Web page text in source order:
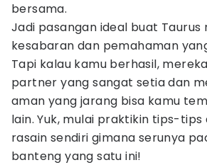
bersama.
Jadi pasangan ideal buat
kesabaran dan pemahaman
Tapi kalau kamu berhasil,
partner yang sangat setia dan
aman yang jarang bisa kamu
lain. Yuk, mulai praktikin tips-tips
rasain sendiri gimana serunya
banteng yang satu ini!